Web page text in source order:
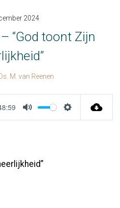
2024
“God toont Zijn
M. van Reenen
Mute Settings